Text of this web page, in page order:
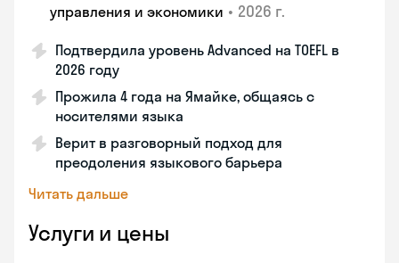
управления и экономики • 2026 г.
Подтвердила уровень Advanced на TOEFL в
2026 году
Прожила 4 года на Ямайке, общаясь с
носителями языка
Верит в разговорный подход для
преодоления языкового барьера
Читать дальше
Услуги и цены